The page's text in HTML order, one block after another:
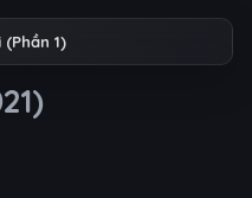
(Phần 1)